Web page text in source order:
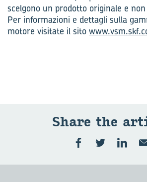
scelgono un prodotto originale e
Per informazioni e dettagli sulla
motore visitate il sito
Share the